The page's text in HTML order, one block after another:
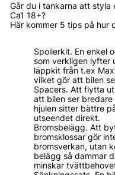
Går du i tankarna att styla
Ca1 18+?
Här kommer 5 tips på hur
Spoilerkit. En enkel
som verkligen lyfter
läppkit från t.ex
vilket gör att bilen
Spacers. Att flytta
att bilen ser
hjulen sitter bättre
utseendet direkt.
Bromsbelägg. Att
bromsklossar gör
bromsverkan, utan
belägg så dammar
minskar